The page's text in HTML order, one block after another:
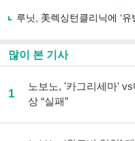
루닛, 美렉싱턴클리닉에 ‘
많이 본 기사
1
노보노, '카그리세마'
상 “실패”